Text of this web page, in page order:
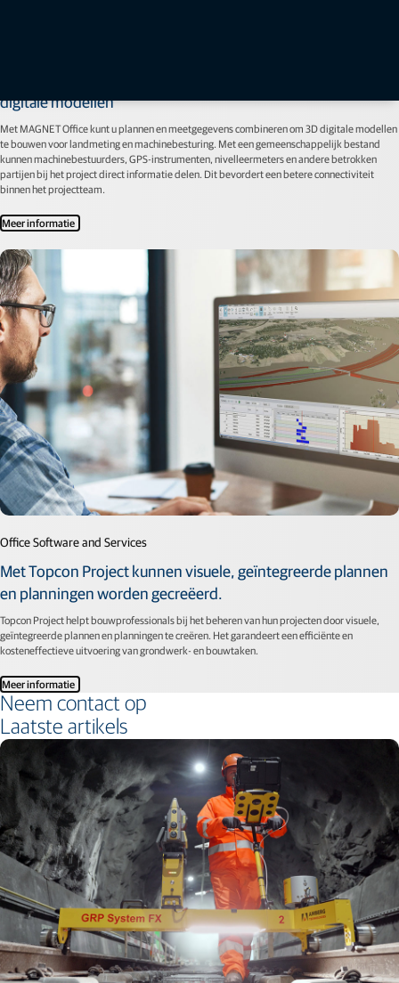
digitale modellen
Met MAGNET Office kunt u plannen en meetgegevens combineren om 3D digitale modellen
te bouwen voor landmeting en machinebesturing. Met een gemeenschappelijk bestand
kunnen machinebestuurders, GPS-instrumenten, nivelleermeters en andere betrokken
partijen bij het project direct informatie delen. Dit bevordert een betere connectiviteit
binnen het projectteam.
Meer informatie
Office Software and Services
Met Topcon Project kunnen visuele, geïntegreerde plannen
en planningen worden gecreëerd.
Topcon Project helpt bouwprofessionals bij het beheren van hun projecten door visuele,
geïntegreerde plannen en planningen te creëren. Het garandeert een efficiënte en
kosteneffectieve uitvoering van grondwerk- en bouwtaken.
Meer informatie
Neem contact op
Laatste artikels